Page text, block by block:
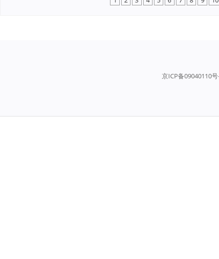
京ICP备09040110